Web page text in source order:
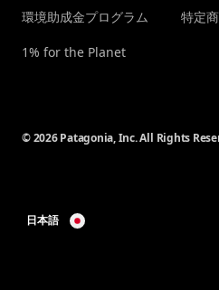
環境助成金プログラム
1% for the Planet
特定
© 2026 Patagonia, Inc. All Rights
日本語